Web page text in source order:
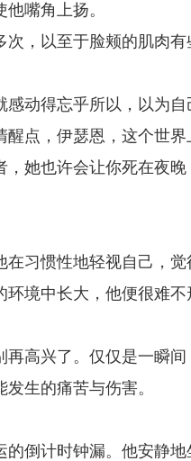
嘴角上扬。
，以至于脸颊的肌肉有
动得忘乎所以，以为自
点，伊瑟恩，这个世界
她也许会让你死在夜
习惯性地轻视自己，觉
境中长大，他便很难不
高兴了。仅仅是一瞬
生的痛苦与伤害。
倒计时钟漏。他安静